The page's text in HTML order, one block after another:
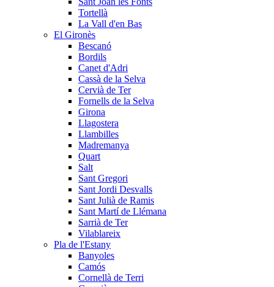
Tortellà
La Vall d'en Bas
El Gironès
Bescanó
Bordils
Canet d'Adri
Cassà de la Selva
Cervià de Ter
Fornells de la Selva
Girona
Llagostera
Llambilles
Madremanya
Quart
Salt
Sant Gregori
Sant Jordi Desvalls
Sant Julià de Ramis
Sant Martí de Llémana
Sarrià de Ter
Vilablareix
Pla de l'Estany
Banyoles
Camós
Cornellà de Terri